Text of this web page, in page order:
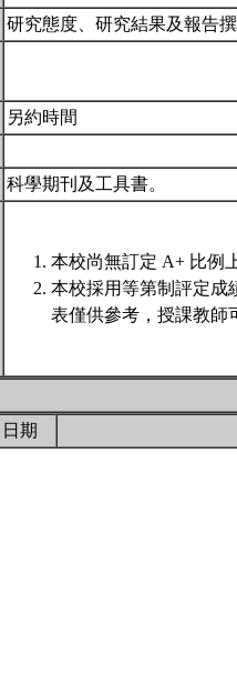
研究態度、研究結果及報告
另約時間
科學期刊及工具書。
本校尚無訂定 A+ 比例
本校採用等第制評定成
表僅供參考，授課教師
日期